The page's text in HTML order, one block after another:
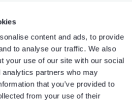
content and ads, to provide
to analyse our traffic. We also
your use of our site with our social
analytics partners who may
that you’ve provided to
from your use of their